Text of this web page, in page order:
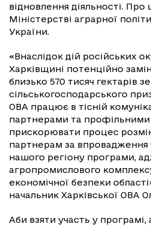
відновлення діяльності.
Міністерстві аграрної
України.
«Внаслідок дій російських
Харківщині потенційно
близько 570 тисяч гектарів
сільськогосподарського
ОВА працює в тісній
партнерами та профільними
прискорювати процес
партнерам за впровадження
нашого регіону програми,
агропромислового
економічної безпеки
начальник Харківської ОВА
Аби взяти участь у